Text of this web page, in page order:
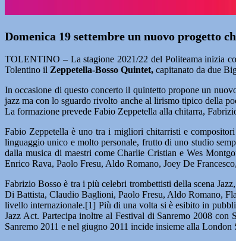
Domenica 19 settembre un nuovo progetto
TOLENTINO – La stagione 2021/22 del Politeama inizia
Tolentino il Zeppetella-Bosso Quintet, capitanato da due
In occasione di questo concerto il quintetto propone un
jazz ma con lo sguardo rivolto anche al lirismo tipico della
La formazione prevede Fabio Zeppetella alla chitarra,
Fabio Zeppetella è uno tra i migliori chitarristi e
linguaggio unico e molto personale, frutto di uno studio
dalla musica di maestri come Charlie Cristian e Wes
Enrico Rava, Paolo Fresu, Aldo Romano, Joey De
Fabrizio Bosso è tra i più celebri trombettisti della scena
Di Battista, Claudio Baglioni, Paolo Fresu, Aldo Romano,
livello internazionale.[1] Più di una volta si è esibito in
Jazz Act. Partecipa inoltre al Festival di Sanremo 2008 con
Sanremo 2011 e nel giugno 2011 incide insieme alla